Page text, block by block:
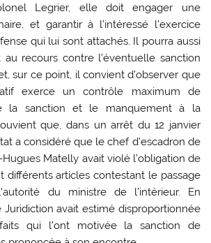
Legrier, elle doit engager une
et garantir à l’intéressé l’exercice
qui lui sont attachés. Il pourra aussi
recours contre l’éventuelle sanction
sur ce point, il convient d’observer que
exerce un contrôle maximum de
la sanction et le manquement à la
que, dans un arrêt du 12 janvier
a considéré que le chef d’escadron de
Matelly avait violé l’obligation de
différents articles contestant le passage
du ministre de l’intérieur. En
Juridiction avait estimé disproportionnée
qui l’ont motivée la sanction de